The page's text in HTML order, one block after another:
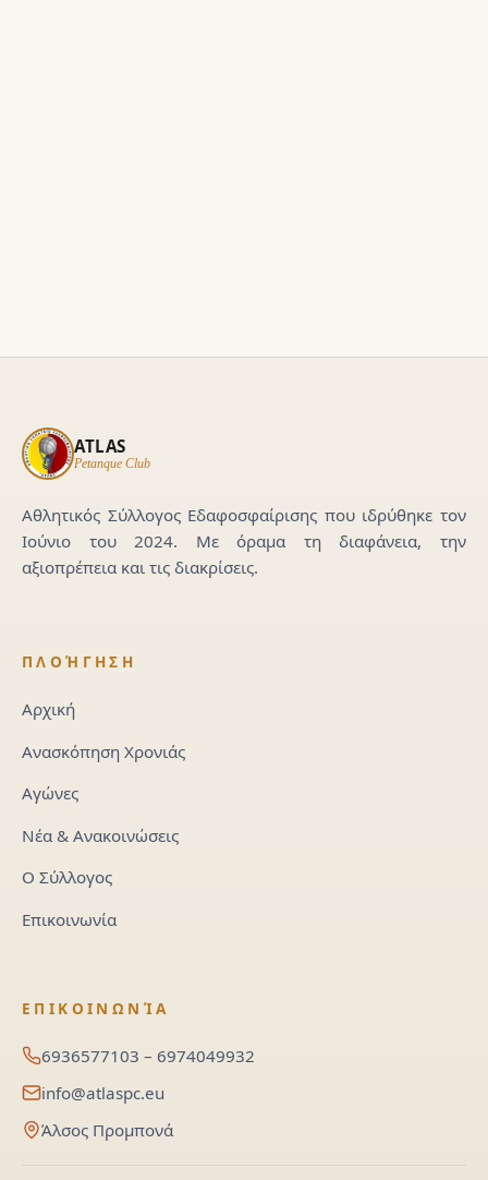
ATLAS
Petanque Club
Αθλητικός Σύλλογος Εδαφοσφαίρισης που ιδρύθηκε τον
Ιούνιο του 2024. Με όραμα τη διαφάνεια, την
αξιοπρέπεια και τις διακρίσεις.
ΠΛΟΉΓΗΣΗ
Αρχική
Ανασκόπηση Χρονιάς
Αγώνες
Νέα & Ανακοινώσεις
Ο Σύλλογος
Επικοινωνία
ΕΠΙΚΟΙΝΩΝΊΑ
6936577103 – 6974049932
info@atlaspc.eu
Άλσος Προμπονά